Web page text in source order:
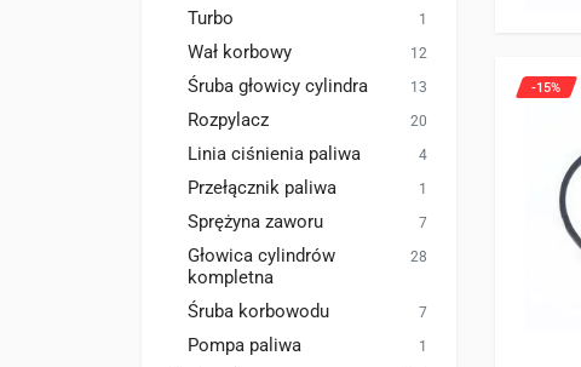
Turbo 1
Wał korbowy 12
Śruba głowicy cylindra 13
Rozpylacz 20
Linia ciśnienia paliwa 4
Przełącznik paliwa 1
Sprężyna zaworu 7
Głowica cylindrów
kompletna
28
Śruba korbowodu 7
Pompa paliwa 1
-15%